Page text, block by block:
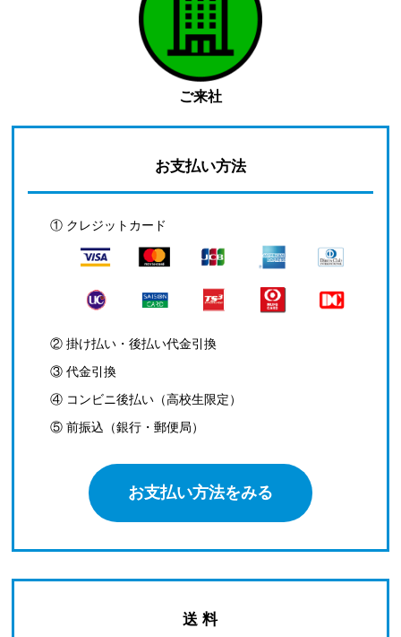
ご来社
お支払い方法
① クレジットカード
② 掛け払い・後払い代金引換
③ 代金引換
④ コンビニ後払い（高校生限定）
⑤ 前振込（銀行・郵便局）
お支払い方法をみる
送 料